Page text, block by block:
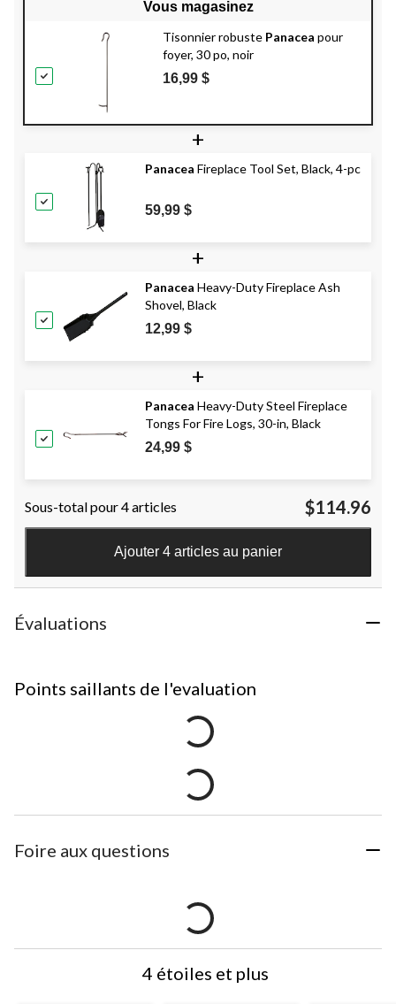
Vous magasinez
Tisonnier robuste Panacea pour
foyer, 30 po, noir
16,99 $
+
Panacea Fireplace Tool Set, Black, 4-pc
59,99 $
+
Panacea Heavy-Duty Fireplace Ash
Shovel, Black
12,99 $
+
Panacea Heavy-Duty Steel Fireplace
Tongs For Fire Logs, 30-in, Black
24,99 $
Sous-total pour 4 articles $114.96
Ajouter 4 articles au panier
Évaluations
Points saillants de l'evaluation
Foire aux questions
4 étoiles et plus